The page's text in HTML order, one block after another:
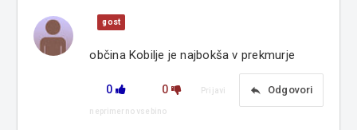
gost
občina Kobilje je najbokša v prekmurje
0 0 reply Odgovori
Prijavi
neprimerno vsebino